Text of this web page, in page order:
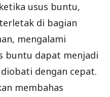
usus buntu,
di bagian
mengalami
buntu dapat menjadi
dengan cepat.
membahas